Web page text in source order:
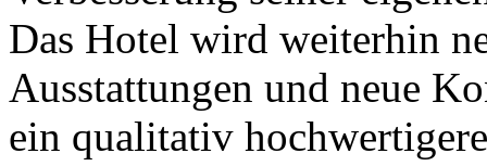
Das Hotel wird weiterhin
Ausstattungen und neue
ein qualitativ